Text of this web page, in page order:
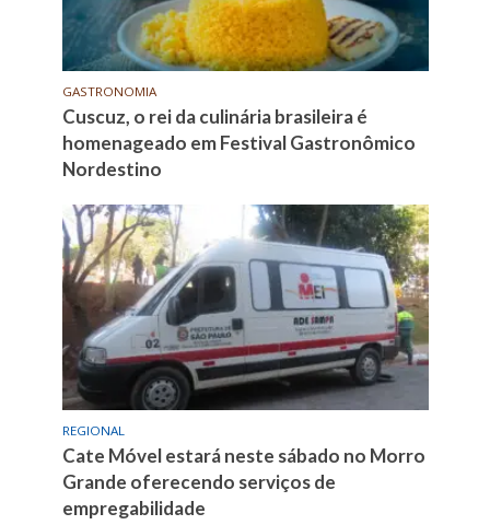
GASTRONOMIA
Cuscuz, o rei da culinária brasileira é
homenageado em Festival Gastronômico
Nordestino
REGIONAL
Cate Móvel estará neste sábado no Morro
Grande oferecendo serviços de
empregabilidade